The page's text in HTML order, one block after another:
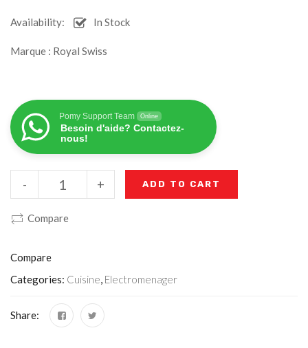
Availability: In Stock
Marque : Royal Swiss
Pomy Support Team Online
Besoin d'aide? Contactez-
nous!
+
- ADD TO CART
Compare
Compare
Categories: Cuisine, Electromenager
Share: